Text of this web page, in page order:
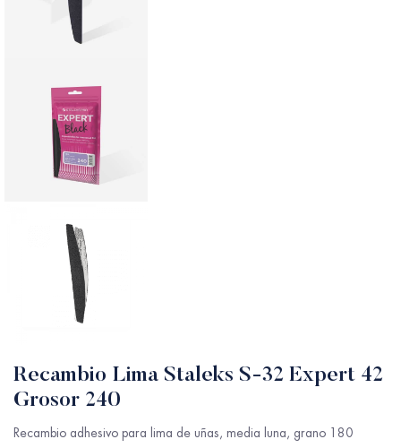
Recambio Lima Staleks S-32 Expert 42
Grosor 240
Recambio adhesivo para lima de uñas, media luna, grano 180